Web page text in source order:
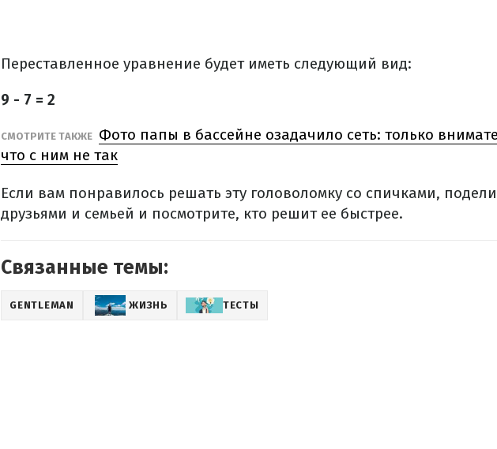
Переставленное уравнение будет иметь следующий вид:
9 - 7 = 2
СМОТРИТЕ ТАКЖЕ Фото папы в бассейне озадачило сеть: только
что с ним не так
Если вам понравилось решать эту головоломку со спичками,
друзьями и семьей и посмотрите, кто решит ее быстрее.
Связанные темы:
GENTLEMAN ЖИЗНЬ ТЕСТЫ